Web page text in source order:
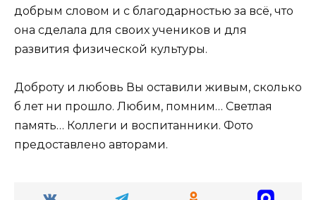
добрым словом и с благодарностью за всё, что
она сделала для своих учеников и для
развития физической культуры.
Доброту и любовь Вы оставили живым, сколько
б лет ни прошло. Любим, помним… Светлая
память… Коллеги и воспитанники. Фото
предоставлено авторами.